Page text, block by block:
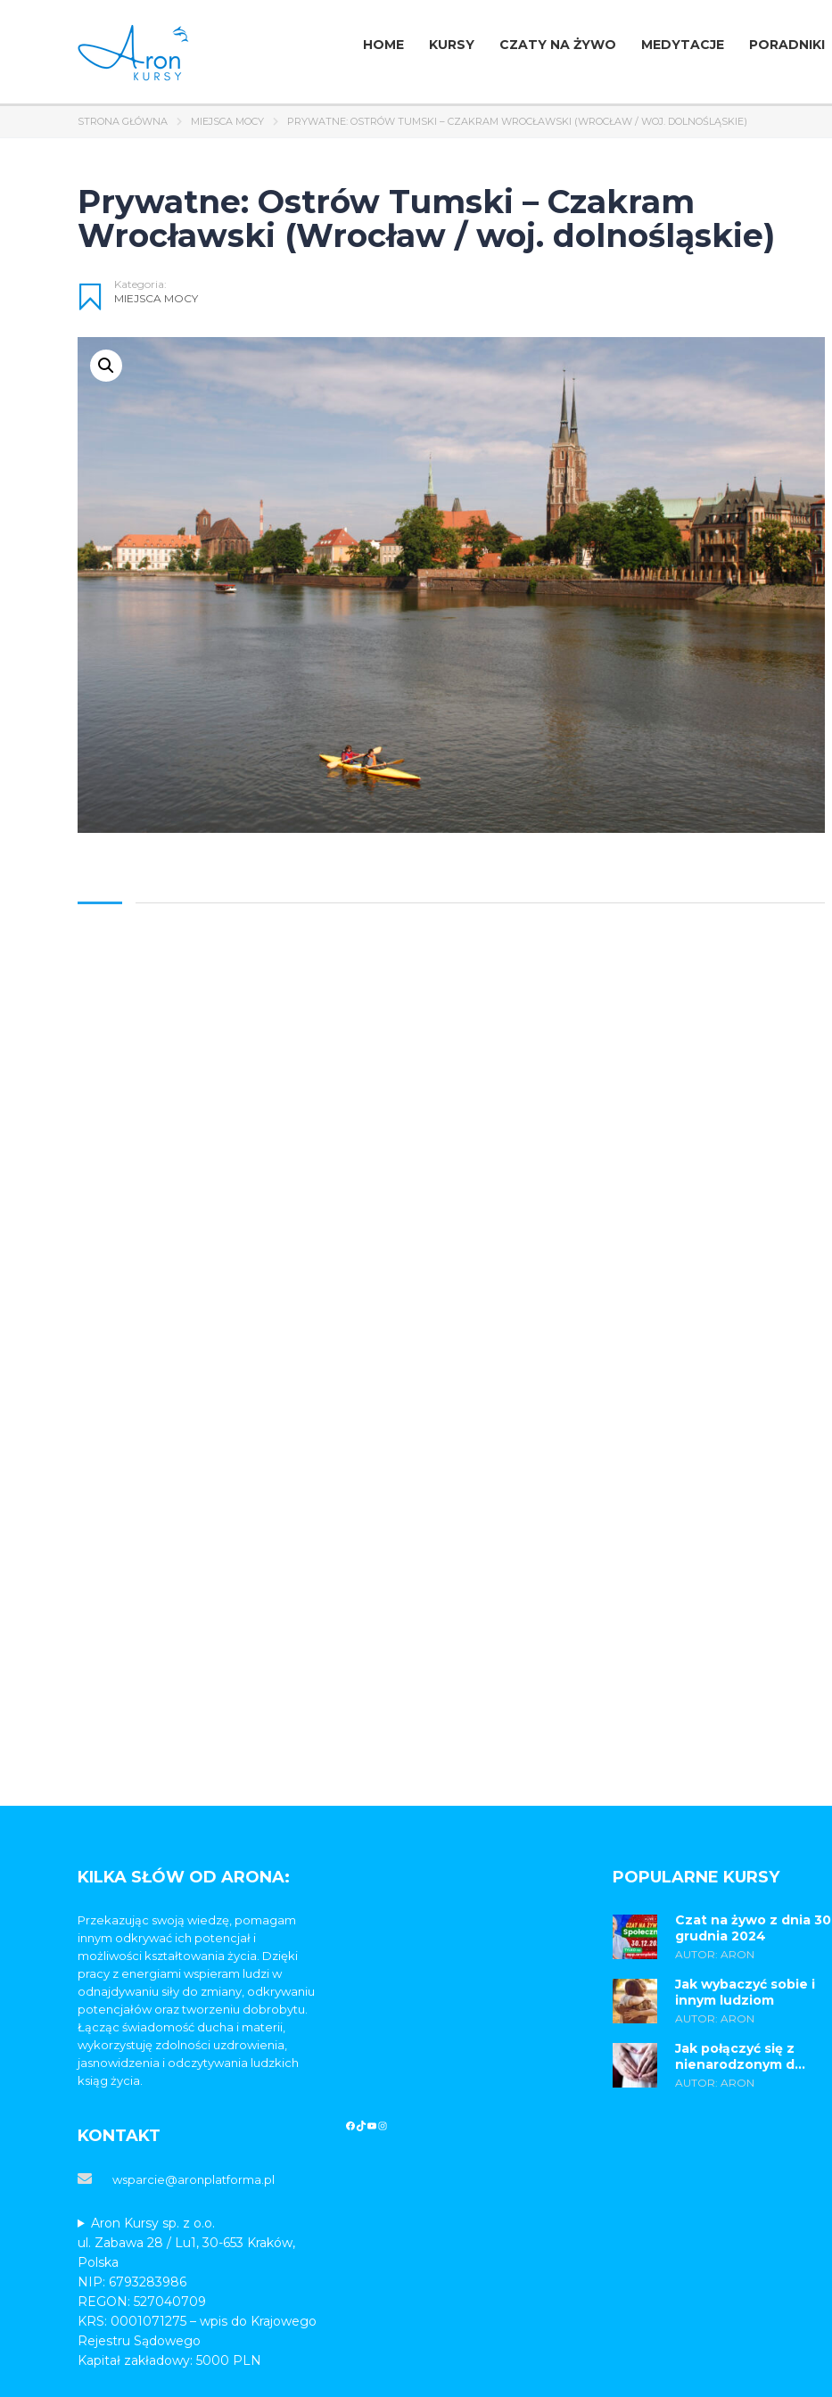
HOME KURSY CZATY NA ŻYWO MEDYTACJE PORADNIKI
STRONA GŁÓWNA MIEJSCA MOCY PRYWATNE: OSTRÓW TUMSKI – CZAKRAM WROCŁAWSKI (WROCŁAW / WOJ. DOLNOŚLĄSKIE)
Prywatne: Ostrów Tumski – Czakram
Wrocławski (Wrocław / woj. dolnośląskie)
Kategoria:
MIEJSCA MOCY
KILKA SŁÓW OD ARONA:
Przekazując swoją wiedzę, pomagam
innym odkrywać ich potencjał i
możliwości kształtowania życia. Dzięki
pracy z energiami wspieram ludzi w
odnajdywaniu siły do zmiany, odkrywaniu
potencjałów oraz tworzeniu dobrobytu.
Łącząc świadomość ducha i materii,
wykorzystuję zdolności uzdrowienia,
jasnowidzenia i odczytywania ludzkich
ksiąg życia.
POPULARNE KURSY
Czat na żywo z dnia 30
grudnia 2024
AUTOR: ARON
Jak wybaczyć sobie i
innym ludziom
AUTOR: ARON
Jak połączyć się z
nienarodzonym d...
AUTOR: ARON
KONTAKT
wsparcie@aronplatforma.pl
Aron Kursy sp. z o.o.
ul. Zabawa 28 / Lu1, 30-653 Kraków,
Polska
NIP: 6793283986
REGON: 527040709
KRS: 0001071275 – wpis do Krajowego
Rejestru Sądowego
Kapitał zakładowy: 5000 PLN